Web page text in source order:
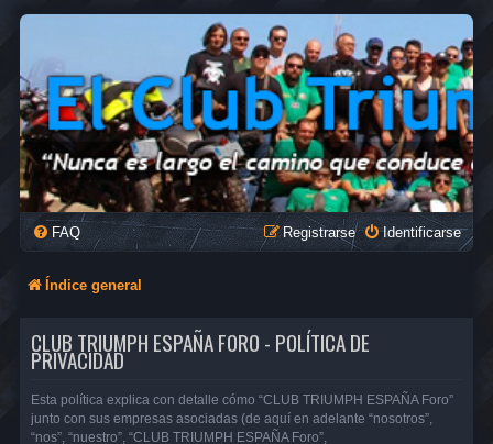
FAQ Identificarse
Registrarse
Índice general
CLUB TRIUMPH ESPAÑA FORO - POLÍTICA DE
PRIVACIDAD
Esta política explica con detalle cómo “CLUB TRIUMPH ESPAÑA Foro”
junto con sus empresas asociadas (de aquí en adelante “nosotros”,
“nos”, “nuestro”, “CLUB TRIUMPH ESPAÑA Foro”,